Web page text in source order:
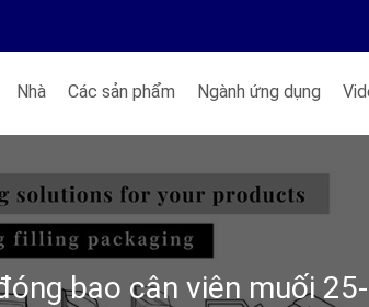
Nhà Các sản phẩm Ngành ứng dụng
bao cân viên muối